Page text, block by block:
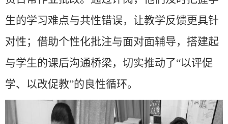
生的学习难点与共性错误，让教学反馈更具针
对性；借助个性化批注与面对面辅导，搭建起
与学生的课后沟通桥梁，切实推动了“以评促
学、以改促教”的良性循环。